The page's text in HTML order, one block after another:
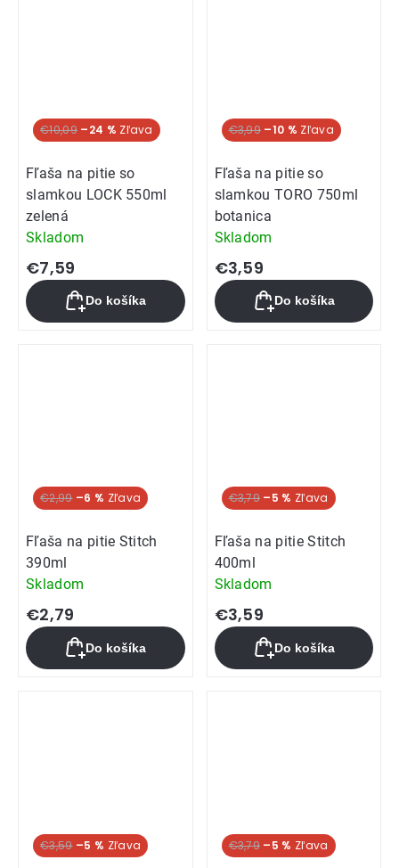
Akcia
€10,09 –24 %
Fľaša na pitie so
slamkou LOCK 550ml
zelená
Skladom
€7,59
Do košíka
€3,99 –10 %
Fľaša na pitie so
slamkou TORO 750ml
botanica
Skladom
€3,59
Do košíka
€2,99 –6 %
Fľaša na pitie Stitch
390ml
Skladom
€2,79
Do košíka
€3,79 –5 %
Fľaša na pitie Stitch
400ml
Skladom
€3,59
Do košíka
€3,59 –5 % €3,79 –5 %